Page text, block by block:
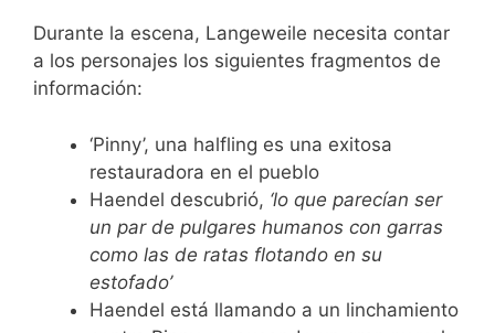
Durante la escena, Langeweile necesita contar
a los personajes los siguientes fragmentos de
información:
‘Pinny’, una halfling es una exitosa
restauradora en el pueblo
Haendel descubrió, ‘lo que parecían ser
un par de pulgares humanos con garras
como las de ratas flotando en su
estofado’
Haendel está llamando a un linchamiento